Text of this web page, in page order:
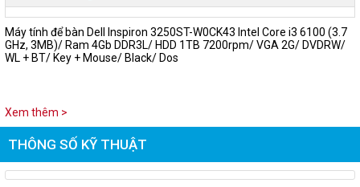
Máy tính để bàn Dell Inspiron 3250ST-W0CK43 Intel Core i3 6100 (3.7
GHz, 3MB)/ Ram 4Gb DDR3L/ HDD 1TB 7200rpm/ VGA 2G/ DVDRW/
WL + BT/ Key + Mouse/ Black/ Dos
Xem thêm >
THÔNG SỐ KỸ THUẬT